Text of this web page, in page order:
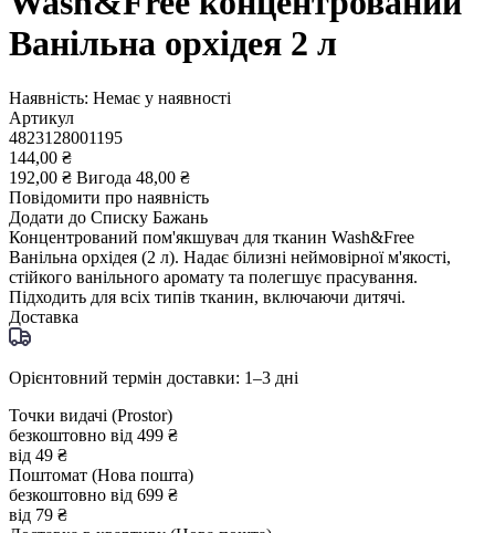
Ванільна орхідея 2 л
Наявність: Немає у наявності
Артикул
4823128001195
144,00 ₴
192,00 ₴ Вигода 48,00 ₴
Повідомити про наявність
Додати до Списку Бажань
Концентрований пом'якшувач для тканин Wash&Free
Ванільна орхідея (2 л). Надає білизні неймовірної м'якості,
стійкого ванільного аромату та полегшує прасування.
Підходить для всіх типів тканин, включаючи дитячі.
Доставка
Орієнтовний термін доставки: 1–3 дні
Точки видачі (Prostor)
безкоштовно від 499 ₴
від 49 ₴
Поштомат (Нова пошта)
безкоштовно від 699 ₴
від 79 ₴